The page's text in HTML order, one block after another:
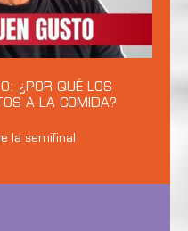
¿POR QUÉ LOS
A LA COMIDA?
la semifinal